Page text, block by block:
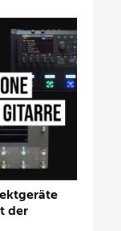
der